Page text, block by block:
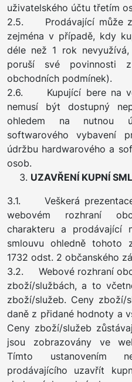
uživatelského účtu třetím
2.5. Prodávající může
zejména v případě, kdy
déle než 1 rok
poruší své povinnosti
obchodních podmínek).
2.6. Kupující bere na
nemusí být dostupný
ohledem na nutnou
softwarového vybavení
údržbu hardwarového a
osob.
UZAVŘENÍ KUPNÍ
3.1. Veškerá
webovém rozhraní
charakteru a prodávající
smlouvu ohledně tohoto
1732 odst. 2 občanského
3.2. Webové rozhraní
zboží/službách, a to
zboží/služeb. Ceny zboží/
daně z přidané hodnoty a
Ceny zboží/služeb
jsou zobrazovány ve
Tímto ustanovením
prodávajícího uzavřít